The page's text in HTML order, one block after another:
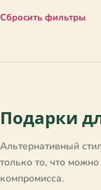
✓ Любитель кофе
✓ Любитель музыки
Любитель
Любитель
украшений
✓ Любитель порядка
✓ Лето
✓ Рождество
✓ Свадьба
✓ Свадьба (медная)
✓ Свадьба
Сбросить фильтры
Подарки
Альтернативный
только то, что
компромисса.